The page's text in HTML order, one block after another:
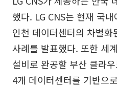
했다. LG CNS는 현재 국
인천 데이터센터의 차별
사례를 발표했다. 또한 세
설비로 완공할 부산 클라
4개 데이터센터를 기반으